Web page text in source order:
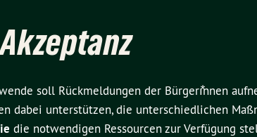
soll Rückmeldungen der Bürgerı⃰nnen
dabei unterstützen, die unterschiedlichen
die notwendigen Ressourcen zur Verfügung